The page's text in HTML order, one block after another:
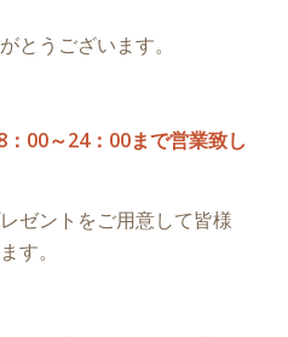
とうございます。
00～24：00まで営業致し
ゼントをご用意して皆様
す。